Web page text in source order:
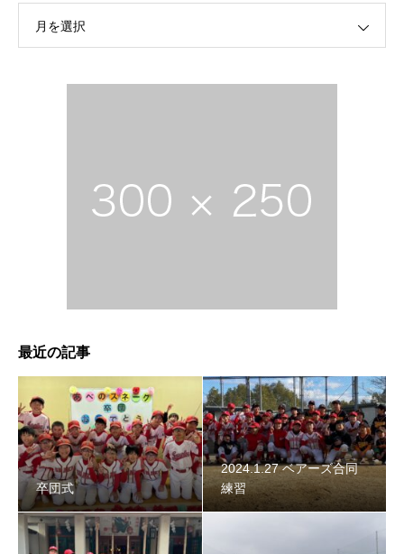
2024.1.27 ベアーズ合同練習
月を選択
最近の記事
卒団式
2024.1.27 ベアーズ合同
練習